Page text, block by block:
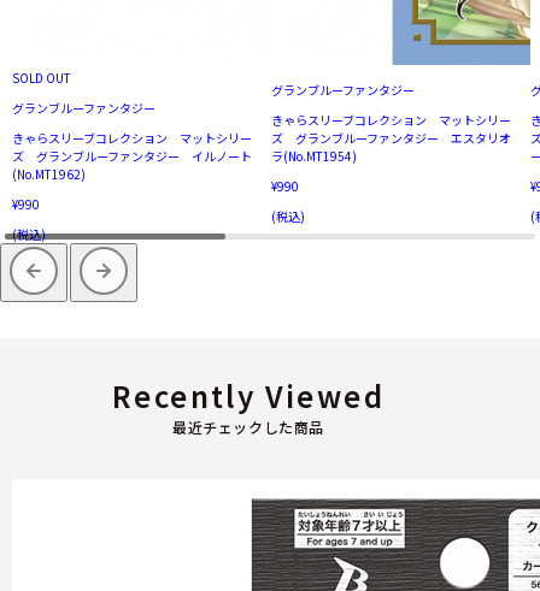
SOLD OUT
グランブルーファンタジー
きゃらスリーブコレクション マットシリー
ズ グランブルーファンタジー イルノート
(No.MT1962)
¥990
(税込)
グランブルーファンタジー
きゃらスリーブコレクション マットシリー
ズ グランブルーファンタジー エスタリオ
ラ(No.MT1954)
¥990
(税込)
(
最近チェックした商品
Recently Viewed